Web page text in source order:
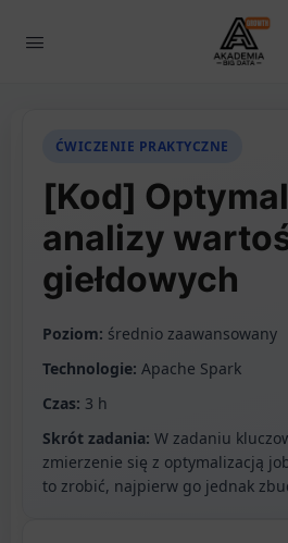
ĆWICZENIE PRAKTYCZNE
[Kod]
analizy
giełdowych
Poziom: średnio zaawansowany
Technologie: Apache Spark
Czas: 3 h
Skrót zadania: W zadaniu
zmierzenie się z optymalizacją
to zrobić, najpierw go jednak